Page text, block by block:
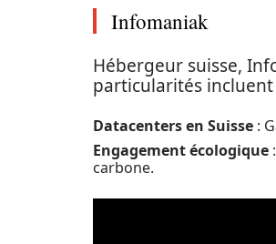
Infomaniak
Hébergeur suisse,
particularités incluent
Datacenters en Suisse :
Engagement écologique
carbone.